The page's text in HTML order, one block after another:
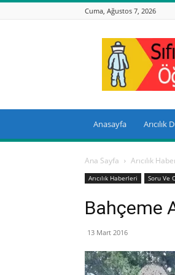
Cuma, Ağustos 7, 2026
Anasayfa Arıcılık
Ana Sayfa Arıcılık
Arıcılık Haberleri Soru Ve
Bahçeme
13 Mart 2016